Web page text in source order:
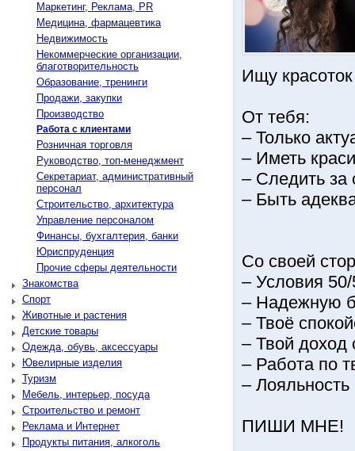
Маркетинг, Реклама, PR
Медицина, фармацевтика
Недвижимость
Некоммерческие организации,
благотворительность
Образование, тренинги
Продажи, закупки
Производство
Работа с клиентами
Розничная торговля
Руководство, топ-менеджмент
Секретариат, административный
персонал
Строительство, архитектура
Управление персоналом
Финансы, бухгалтерия, банки
Юриспруденция
Прочие сферы деятельности
Знакомства
Спорт
Животные и растения
Детские товары
Одежда, обувь, аксессуары
Ювелирные изделия
Туризм
Мебель, интерьер, посуда
Строительство и ремонт
Реклама и Интернет
Продукты питания, алкоголь
Ищу
От тебя:
– Только
– Иметь
– Следить
– Быть
Со своей
– Условия
– Надежную
– Твоё
– Твой доход
– Работа по
–
ПИШИ МНЕ!